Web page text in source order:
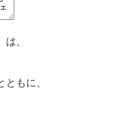
、
もに、